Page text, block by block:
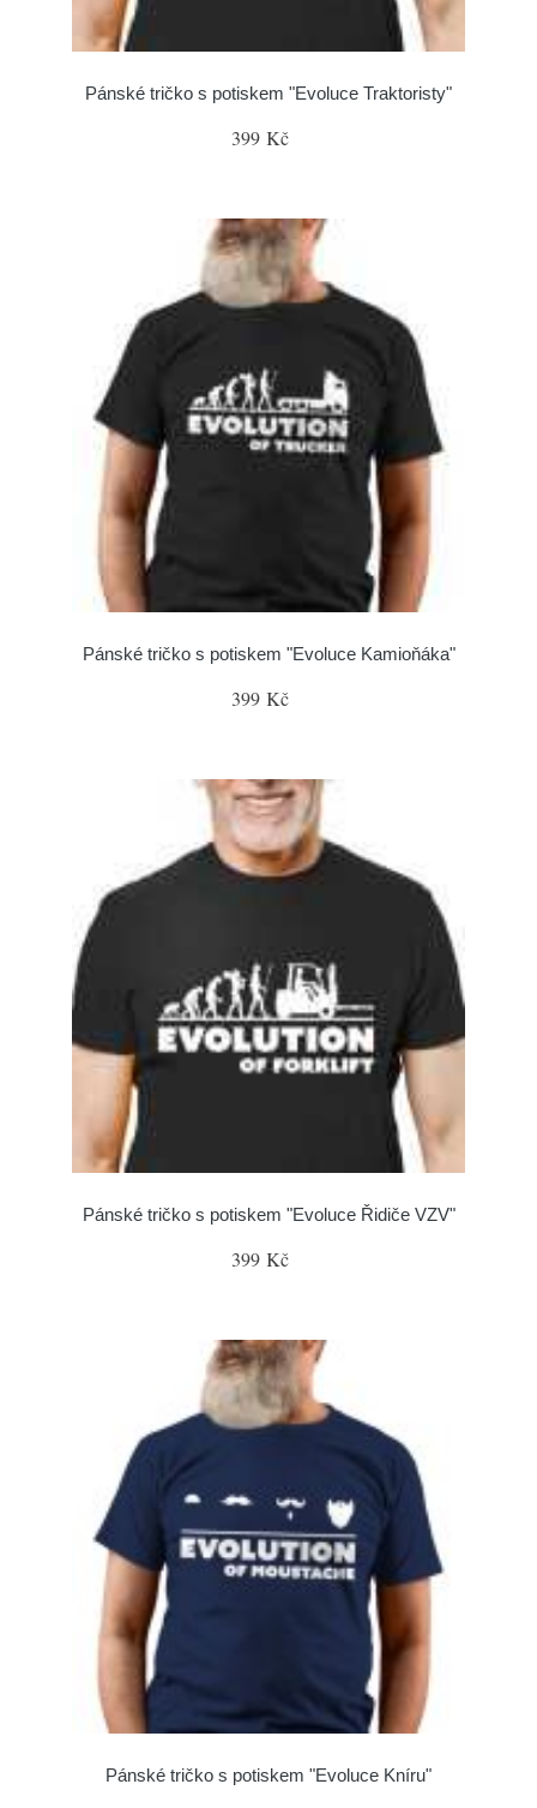
Pánské tričko s potiskem "Evoluce Traktoristy"
399 Kč
Pánské tričko s potiskem "Evoluce Kamioňáka"
399 Kč
Pánské tričko s potiskem "Evoluce Řidiče VZV"
399 Kč
Pánské tričko s potiskem "Evoluce Kníru"